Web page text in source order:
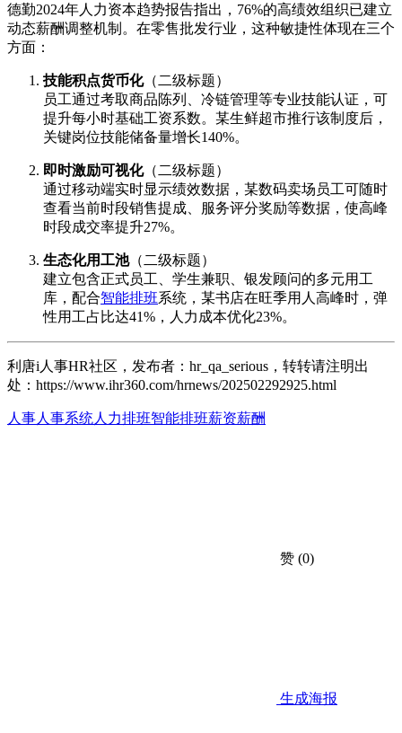
德勤2024年人力资本趋势报告指出，76%的高绩效组织已建立
动态薪酬调整机制。在零售批发行业，这种敏捷性体现在三个
方面：
技能积点货币化（二级标题）
员工通过考取商品陈列、冷链管理等专业技能认证，可
提升每小时基础工资系数。某生鲜超市推行该制度后，
关键岗位技能储备量增长140%。
即时激励可视化（二级标题）
通过移动端实时显示绩效数据，某数码卖场员工可随时
查看当前时段销售提成、服务评分奖励等数据，使高峰
时段成交率提升27%。
生态化用工池（二级标题）
建立包含正式员工、学生兼职、银发顾问的多元用工
库，配合智能排班系统，某书店在旺季用人高峰时，弹
性用工占比达41%，人力成本优化23%。
利唐i人事HR社区，发布者：hr_qa_serious，转转请注明出
处： https://www.ihr360.com/hrnews/202502292925.html
人事人事系统人力排班智能排班薪资薪酬
赞 (0)
生成海报